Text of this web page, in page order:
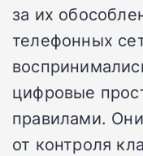
за их
телефонных
цифровые
правилами.
от контроля